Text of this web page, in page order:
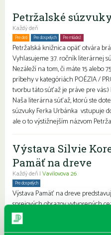
Petržalské
Každý deň
Pre deti Pre dospelých Pre mládež
Petržalská knižnica opäť otvára
Vyhlasujeme 37. ročník literárnej
Nezáleží na tom, či máte 15 alebo
príbehy v kategóriách POÉZIA /
tvorbu táto súťaž je práve pre
Naša literárna súťaž, ktorú ste
súzvuky Ferka Urbánka vstupuje
ale o to výstižnejším názvom
Výstava Silvie
Pamäť na dreve
Každý deň | Vavilovova 26
Pre dospelých
Výstava Pamäť na dreve
sprejových obrazov vytvorených
preglejky. Ide o osobnú výpoveď
symboly a predmety vytvára